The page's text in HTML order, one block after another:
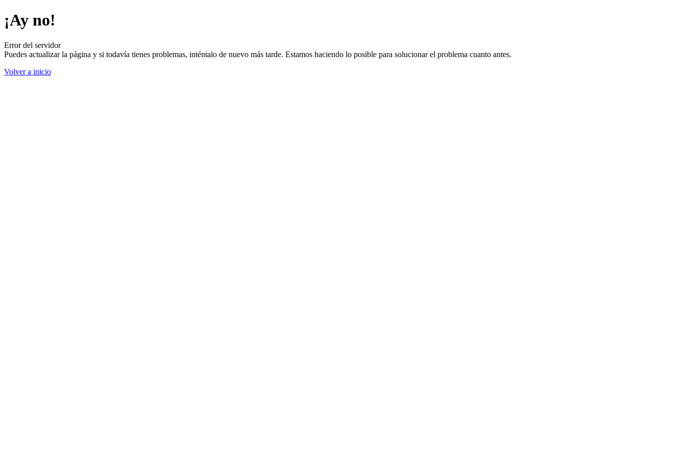
¡Ay no!
Error del servidor
Puedes actualizar la página y si todavía tienes problemas, inténtalo de nuevo más tarde. Estamos haciendo lo posible para solucionar el problema cuanto antes.
Volver a inicio